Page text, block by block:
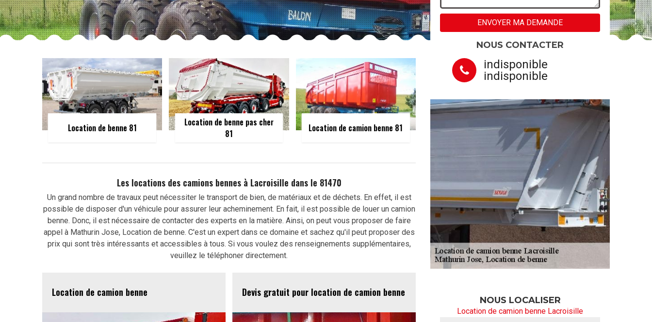
Location de benne 81
Location de benne pas cher
81
Location de camion benne 81
Les locations des camions bennes à Lacroisille dans le 81470
Un grand nombre de travaux peut nécessiter le transport de bien, de matériaux et de déchets. En effet, il est
possible de disposer d'un véhicule pour assurer leur acheminement. En fait, il est possible de louer un camion
benne. Donc, il est nécessaire de contacter des experts en la matière. Ainsi, on peut vous proposer de faire
appel à Mathurin Jose, Location de benne. C'est un expert dans ce domaine et sachez qu'il peut proposer des
prix qui sont très intéressants et accessibles à tous. Si vous voulez des renseignements supplémentaires,
veuillez le téléphoner directement.
Location de camion benne Devis gratuit pour location de camion benne
NOUS CONTACTER
indisponible
indisponible
NOUS LOCALISER
Location de camion benne Lacroisille